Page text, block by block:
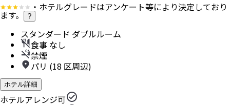
・ホテルグレードはアンケート等により決定しており
ます。 ?
スタンダード ダブルルーム
食事 なし
禁煙
パリ (18 区周辺)
ホテル詳細
ホテルアレンジ可